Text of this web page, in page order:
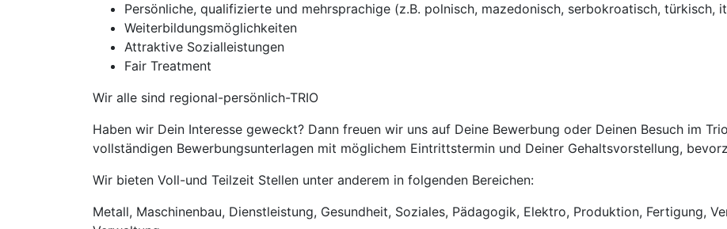
Persönliche, qualifizierte und mehrsprachige (z.B. polnisch, mazedonisch, serbokroatisch, türkisch,
Weiterbildungsmöglichkeiten
Attraktive Sozialleistungen
Fair Treatment
Wir alle sind regional-persönlich-TRIO
Haben wir Dein Interesse geweckt? Dann freuen wir uns auf Deine Bewerbung oder Deinen Besuch im
vollständigen Bewerbungsunterlagen mit möglichem Eintrittstermin und Deiner Gehaltsvorstellung,
Wir bieten Voll-und Teilzeit Stellen unter anderem in folgenden Bereichen:
Metall, Maschinenbau, Dienstleistung, Gesundheit, Soziales, Pädagogik, Elektro, Produktion, Fertigung,